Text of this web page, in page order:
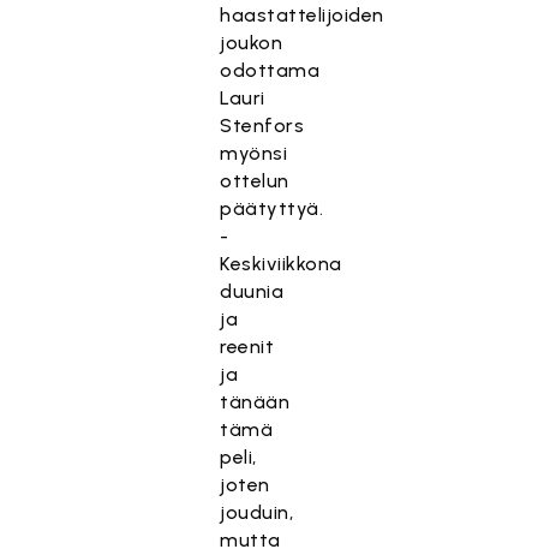
haastattelijoiden
joukon
odottama
Lauri
Stenfors
myönsi
ottelun
päätyttyä.
-
Keskiviikkona
duunia
ja
reenit
ja
tänään
tämä
peli,
joten
jouduin,
mutta